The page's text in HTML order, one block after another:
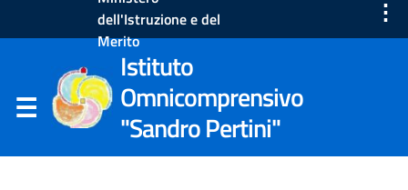
dell'Istruzione e del
Merito
⋮
Istituto
Omnicomprensivo
"Sandro Pertini"